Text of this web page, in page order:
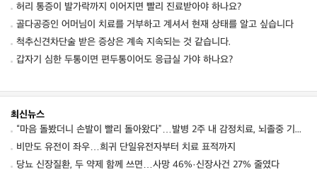
허리 통증이 발가락까지 이어지면 빨리 진료받아야 하나요?
골다공증인 어머님이 치료를 거부하고 계셔서 현재 상태를 알고 싶습니다
척추신견차단술 받은 증상은 계속 지속되는 것 같습니다.
갑자기 심한 두통이면 편두통이어도 응급실 가야 하나요?
최신뉴스
“마음 돌봤더니 손발이 빨리 돌아왔다”…발병 2주 내 감정치료, 뇌졸중 기능회복 점수 10점↑
비만도 유전이 좌우…희귀 단일유전자부터 치료 표적까지
당뇨 신장질환, 두 약제 함께 쓰면…사망 46%·신장사건 27% 줄였다